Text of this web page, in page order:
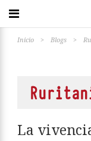
Inicio > Blogs >
La